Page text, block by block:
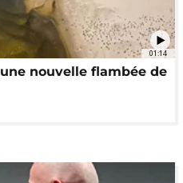
01:14
nouvelle flambée de